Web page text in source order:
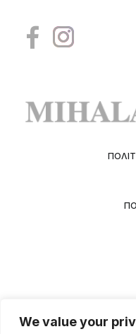
We value your